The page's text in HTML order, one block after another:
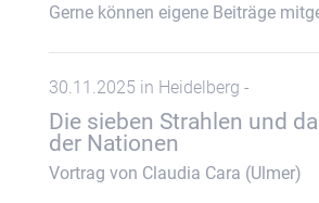
Gerne können eigene Beiträge
30.11.2025 in Heidelberg -
Die sieben Strahlen und
der Nationen
Vortrag von Claudia Cara (Ulmer)